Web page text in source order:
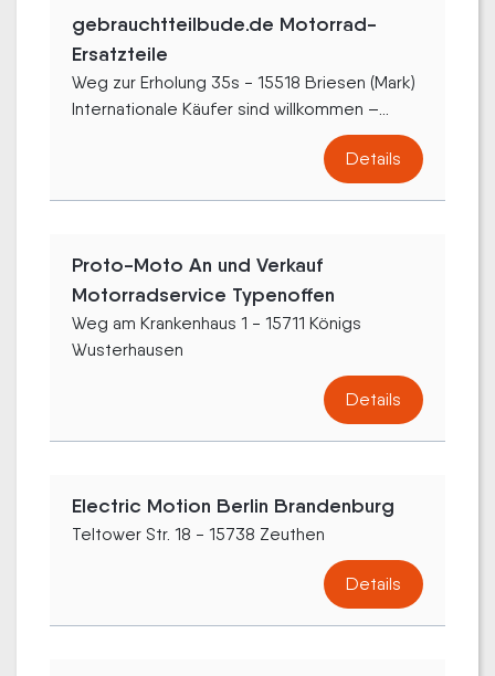
gebrauchtteilbude.de Motorrad-
Ersatzteile
Weg zur Erholung 35s - 15518 Briesen (Mark)
Internationale Käufer sind willkommen –...
Details
Proto-Moto An und Verkauf
Motorradservice Typenoffen
Weg am Krankenhaus 1 - 15711 Königs
Wusterhausen
Details
Electric Motion Berlin Brandenburg
Teltower Str. 18 - 15738 Zeuthen
Details